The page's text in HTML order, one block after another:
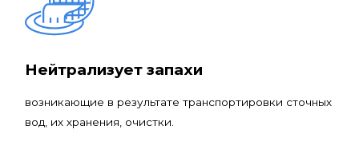
Нейтрализует запахи
возникающие в результате транспортировки сточных
вод, их хранения, очистки.